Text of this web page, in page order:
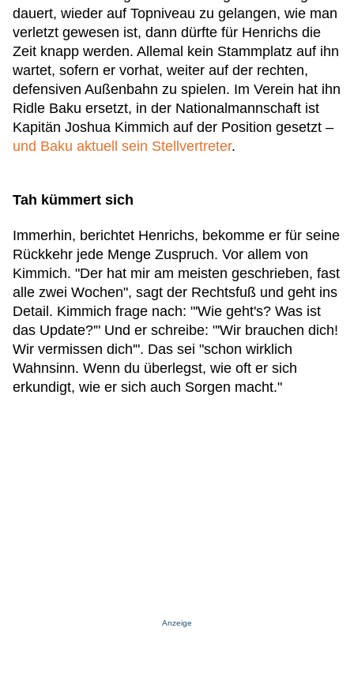
dauert, wieder auf Topniveau zu gelangen, wie man
verletzt gewesen ist, dann dürfte für Henrichs die
Zeit knapp werden. Allemal kein Stammplatz auf ihn
wartet, sofern er vorhat, weiter auf der rechten,
defensiven Außenbahn zu spielen. Im Verein hat ihn
Ridle Baku ersetzt, in der Nationalmannschaft ist
Kapitän Joshua Kimmich auf der Position gesetzt –
und Baku aktuell sein Stellvertreter.
Tah kümmert sich
Immerhin, berichtet Henrichs, bekomme er für seine
Rückkehr jede Menge Zuspruch. Vor allem von
Kimmich. "Der hat mir am meisten geschrieben, fast
alle zwei Wochen", sagt der Rechtsfuß und geht ins
Detail. Kimmich frage nach: "'Wie geht's? Was ist
das Update?'" Und er schreibe: "'Wir brauchen dich!
Wir vermissen dich'". Das sei "schon wirklich
Wahnsinn. Wenn du überlegst, wie oft er sich
erkundigt, wie er sich auch Sorgen macht."
Anzeige